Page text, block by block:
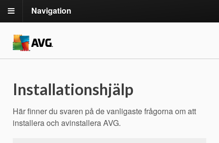
Navigation
Installationshjälp
Här finner du svaren på de vanligaste frågorna om att
installera och avinstallera AVG.